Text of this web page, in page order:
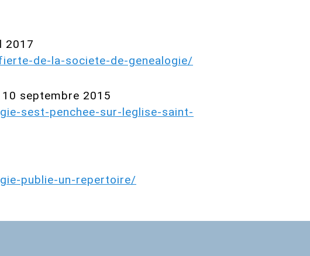
2017
de-la-societe-de-genealogie/
10 septembre 2015
sest-penchee-sur-leglise-saint-
publie-un-repertoire/